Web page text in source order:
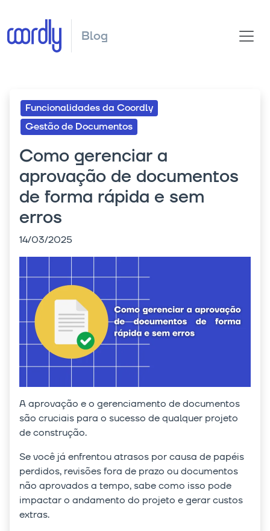
Blog
Funcionalidades da Coordly
Gestão de Documentos
Como gerenciar a
aprovação de documentos
de forma rápida e sem
erros
14/03/2025
A aprovação e o gerenciamento de documentos
são cruciais para o sucesso de qualquer projeto
de construção.
Se você já enfrentou atrasos por causa de papéis
perdidos, revisões fora de prazo ou documentos
não aprovados a tempo, sabe como isso pode
impactar o andamento do projeto e gerar custos
extras.